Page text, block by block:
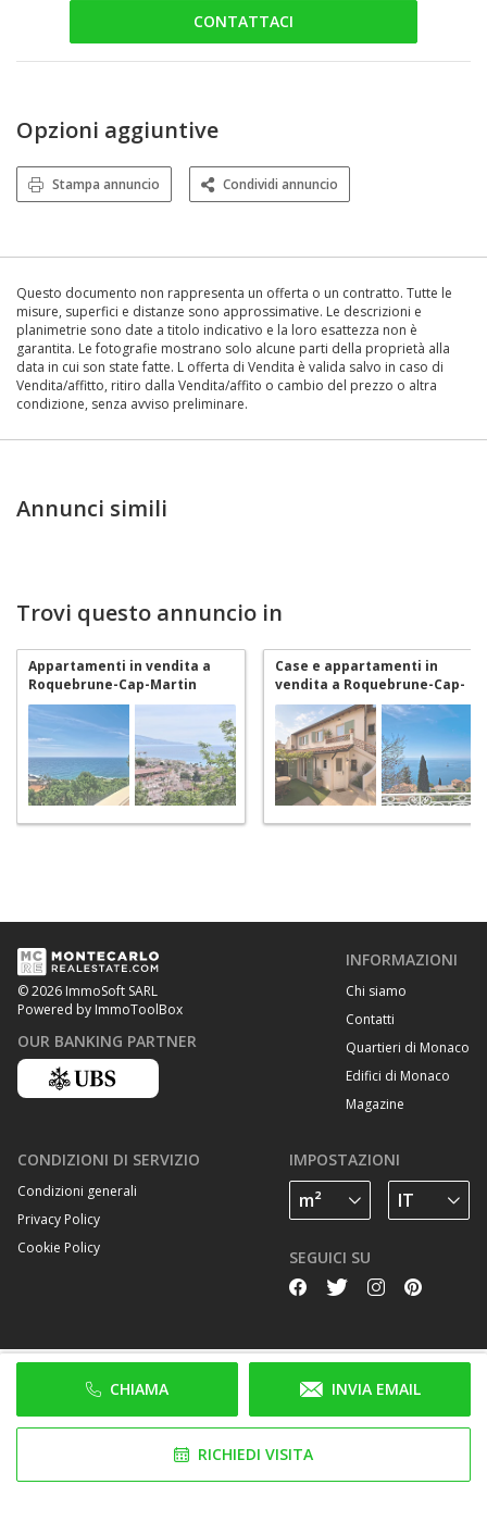
CONTATTACI
CHIAMA INVIA EMAIL
RICHIEDI VISITA
Opzioni aggiuntive
Stampa annuncio Condividi annuncio
Questo documento non rappresenta un offerta o un contratto. Tutte le
misure, superfici e distanze sono approssimative. Le descrizioni e
planimetrie sono date a titolo indicativo e la loro esattezza non è
garantita. Le fotografie mostrano solo alcune parti della proprietà alla
data in cui son state fatte. L offerta di Vendita è valida salvo in caso di
Vendita/affitto, ritiro dalla Vendita/affito o cambio del prezzo o altra
condizione, senza avviso preliminare.
Annunci simili
Trovi questo annuncio in
Appartamenti in vendita a
Roquebrune-Cap-Martin
Case e appartamenti in
vendita a Roquebrune-Cap-
Martin
© 2026 ImmoSoft SARL
Powered by ImmoToolBox
OUR BANKING PARTNER
INFORMAZIONI
Chi siamo
Contatti
Quartieri di Monaco
Edifici di Monaco
Magazine
CONDIZIONI DI SERVIZIO
Condizioni generali
Privacy Policy
Cookie Policy
IMPOSTAZIONI
SEGUICI SU